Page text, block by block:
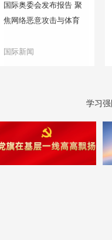
国际奥委会发布报告 聚
焦网络恶意攻击与体育
国际新闻
学习